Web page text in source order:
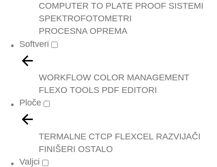
COMPUTER TO PLATE PROOF SISTEMI
SPEKTROFOTOMETRI
PROCESNA OPREMA
Softveri
WORKFLOW COLOR MANAGEMENT
FLEXO TOOLS PDF EDITORI
Ploče
TERMALNE CTCP FLEXCEL RAZVIJAČI
FINIŠERI OSTALO
Valjci